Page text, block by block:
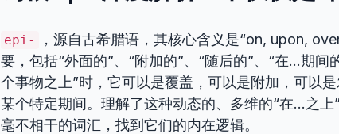
epi-
，源自古希腊语，其核心含义是“on, upon,
要，包括“外面的”、“附加的”、“随后的”、“在…期间
个事物之上”时，它可以是覆盖，可以是附加，可以
某个特定期间。理解了这种动态的、多维的“在…之
毫不相干的词汇，找到它们的内在逻辑。